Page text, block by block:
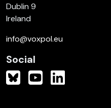
Dublin 9
Ireland
info@voxpol.eu
Social